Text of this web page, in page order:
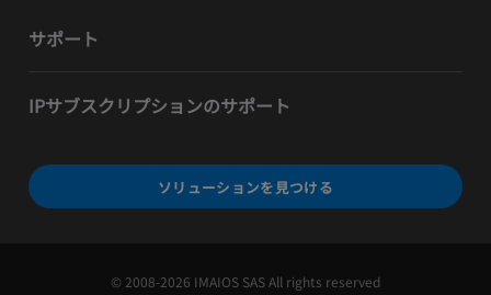
サポート
IPサブスクリプションのサポート
ソリューションを見つける
© 2008-2026 IMAIOS SAS All rights reserved